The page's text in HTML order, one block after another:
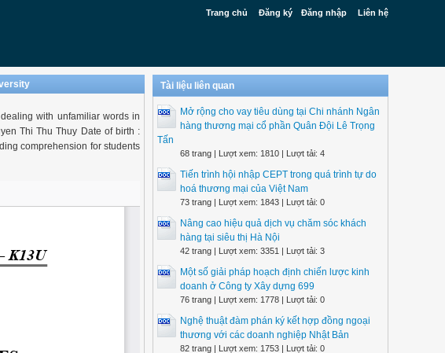
Trang chủ Đăng ký Đăng nhập Liên hệ
with unfamiliar words in
Thi Thu Thuy Date of birth :
comprehension for students
Tài liệu liên quan
Mở rộng cho vay tiêu dùng tại Chi nhánh Ngân
hàng thương mại cổ phần Quân Đội Lê Trọng
Tấn
68 trang | Lượt xem: 1810 | Lượt tải: 4
Tiến trình hội nhập CEPT trong quá trình tự do
hoá thương mại của Việt Nam
73 trang | Lượt xem: 1843 | Lượt tải: 0
Nâng cao hiệu quả dịch vụ chăm sóc khách
hàng tại siêu thị Hà Nội
42 trang | Lượt xem: 3351 | Lượt tải: 3
Một số giải pháp hoạch định chiến lược kinh
doanh ở Công ty Xây dựng 699
76 trang | Lượt xem: 1778 | Lượt tải: 0
Nghệ thuật đàm phán ký kết hợp đồng ngoại
thương với các doanh nghiệp Nhật Bản
82 trang | Lượt xem: 1753 | Lượt tải: 0